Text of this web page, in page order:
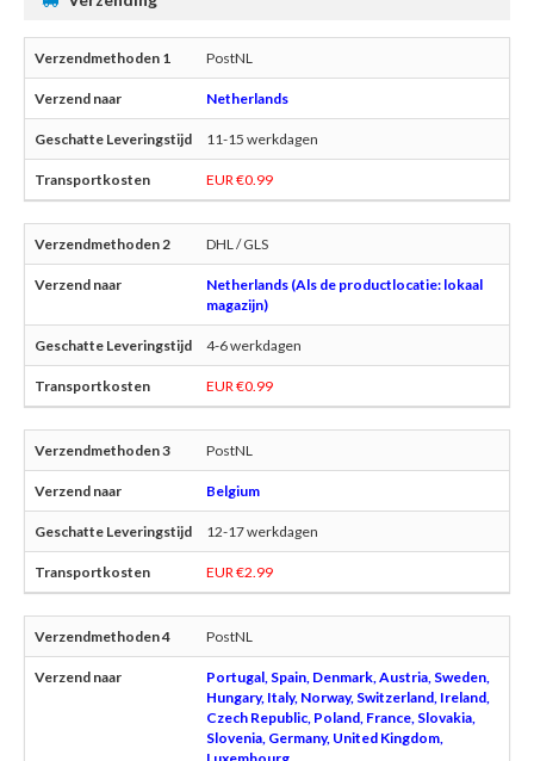
PostNL
Netherlands
11-15 werkdagen
EUR €0.99
DHL / GLS
Netherlands (Als de productlocatie: lokaal
magazijn)
4-6 werkdagen
EUR €0.99
PostNL
Belgium
12-17 werkdagen
EUR €2.99
PostNL
Portugal, Spain, Denmark, Austria, Sweden,
Hungary, Italy, Norway, Switzerland, Ireland,
Czech Republic, Poland, France, Slovakia,
Slovenia, Germany, United Kingdom,